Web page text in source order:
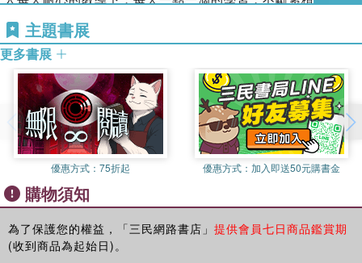
黛西是個正在牙牙學語的小寶寶。她會舉起腳，玩她的腳趾
頭；她會爬、會進到紙箱裡玩玩具；她會玩水、堆積木、聽故
事，還會把把鍋盤瓢盆當作鼓來敲。黛西什麼都會，就是不會
說話。每天媽媽、爸爸、奶奶和哥哥都很努力、隨時隨地在教
小黛西說話，希望她快快學會說話。但是日子一天天過去，不
管大家多麼努力，黛西一句話都不會。有一天早上，在餐桌
上，黛西突然放下湯匙，張開嘴巴，開始說話：「親愛的ㄇㄚˇ
ㄇㄚˊ、心愛的ㄅㄚˇ ㄅㄚˊ……汪汪、喵──、啾啾……咩
──、呱－呱－呱。咕嚕嚕、嘶嘶嘶……」她一直講、一直
講，講個不停！
不只這樣，黛西也開始表達自己的意見：「ㄅㄚˇ ㄅㄚˊ，我的
尿布濕了，我要換尿布。」「ㄇㄚˇ ㄇㄚˊ，我不要穿粉紅色的
衣服，我比較喜歡紫色的……」黛西也開始提出一連串「為什
主題書展
更多書展
優惠方式： 75折起 優惠方式： 加入即送50元購書金
購物須知
為了保護您的權益，「三民網路書店」 提供會員七日商品鑑賞期
(收到商品為起始日)。